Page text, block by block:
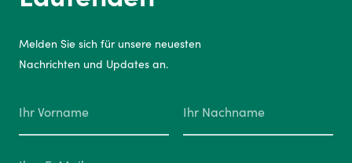
Melden Sie sich für unsere neuesten
Nachrichten und Updates an.